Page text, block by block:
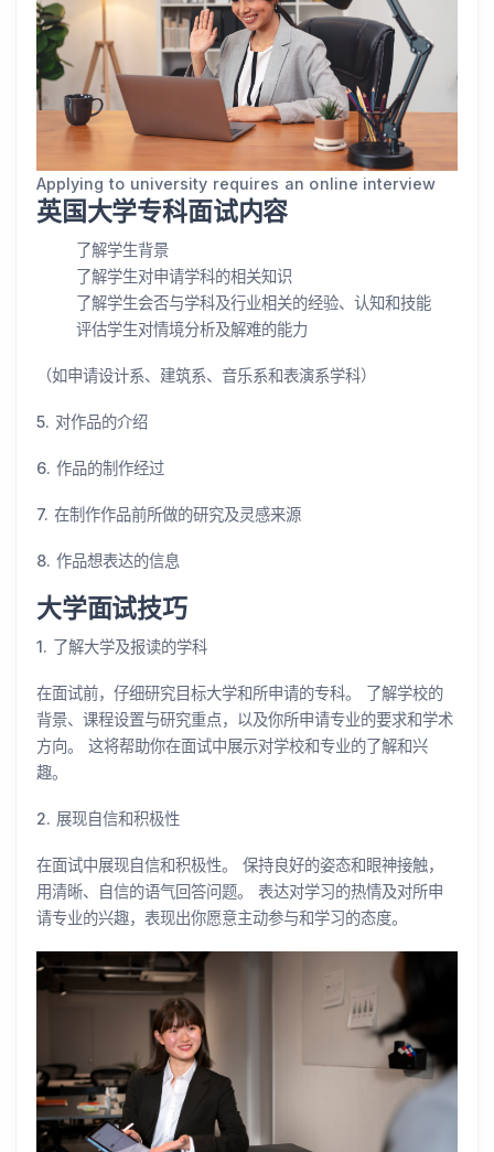
Applying to university requires an online interview
英国大学专科面试内容
了解学生背景
了解学生对申请学科的相关知识
了解学生会否与学科及行业相关的经验、认知和技能
评估学生对情境分析及解难的能力
（如申请设计系、建筑系、音乐系和表演系学科）
5. 对作品的介绍
6. 作品的制作经过
7. 在制作作品前所做的研究及灵感来源
8. 作品想表达的信息
大学面试技巧
1. 了解大学及报读的学科
在面试前，仔细研究目标大学和所申请的专科。 了解学校的
背景、课程设置与研究重点，以及你所申请专业的要求和学术
方向。 这将帮助你在面试中展示对学校和专业的了解和兴
趣。
2. 展现自信和积极性
在面试中展现自信和积极性。 保持良好的姿态和眼神接触，
用清晰、自信的语气回答问题。 表达对学习的热情及对所申
请专业的兴趣，表现出你愿意主动参与和学习的态度。